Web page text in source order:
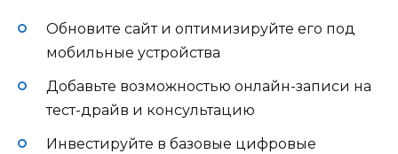
Обновите сайт и оптимизируйте его под
мобильные устройства
Добавьте возможностью онлайн-записи на
тест-драйв и консультацию
Инвестируйте в базовые цифровые